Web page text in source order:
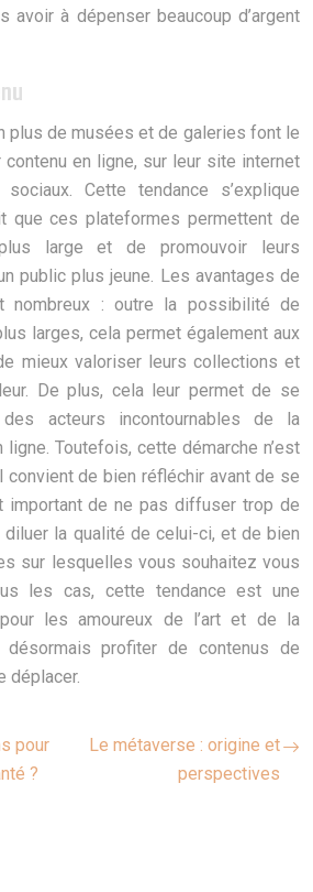
avoir à dépenser beaucoup d’argent
plus de musées et de galeries font le
en ligne, sur leur site internet
Cette tendance s’explique
que ces plateformes permettent de
large et de promouvoir leurs
public plus jeune. Les avantages de
nombreux : outre la possibilité de
larges, cela permet également aux
mieux valoriser leurs collections et
De plus, cela leur permet de se
acteurs incontournables de la
Toutefois, cette démarche n’est
de bien réfléchir avant de se
important de ne pas diffuser trop de
diluer la qualité de celui-ci, et de bien
sur lesquelles vous souhaitez vous
les cas, cette tendance est une
les amoureux de l’art et de la
désormais profiter de contenus de
déplacer.
pour
?
Le métaverse : origine et
perspectives